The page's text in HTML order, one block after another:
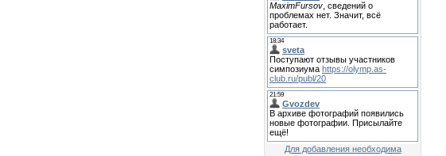
Для добавления необходима